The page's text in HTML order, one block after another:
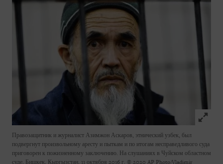
Click
Правозащитник и журналист Азимжон Аскаров, этнический узбек, был
подвергнут произвольному аресту и пыткам и по итогам несправедливого суда
приговорен к пожизненному заключению. На слушаниях в Чуйском областном
суде, Бишкек, Кыргызстан, 11 октября 2016 г. © 2020 AP Photo/Vladimir